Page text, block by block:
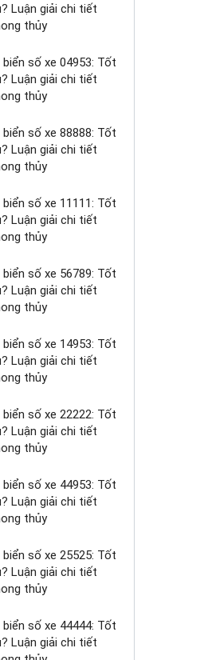
Luận giải chi tiết
thủy
số xe 04953: Tốt
Luận giải chi tiết
thủy
số xe 88888: Tốt
Luận giải chi tiết
thủy
số xe 11111: Tốt
Luận giải chi tiết
thủy
số xe 56789: Tốt
Luận giải chi tiết
thủy
số xe 14953: Tốt
Luận giải chi tiết
thủy
số xe 22222: Tốt
Luận giải chi tiết
thủy
số xe 44953: Tốt
Luận giải chi tiết
thủy
số xe 25525: Tốt
Luận giải chi tiết
thủy
số xe 44444: Tốt
Luận giải chi tiết